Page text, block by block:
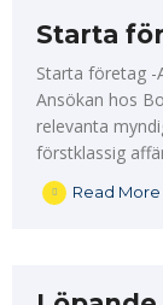
Starta
Starta företag -
Ansökan hos
relevanta
förstklassig
Read More